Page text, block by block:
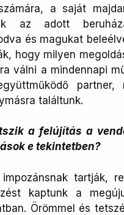
a saját
az adott
és magukat
hogy milyen
válni a mindennapi
partner,
találtunk.
a felújítás a
e tekintetben?
tartják,
kaptunk a
Örömmel és